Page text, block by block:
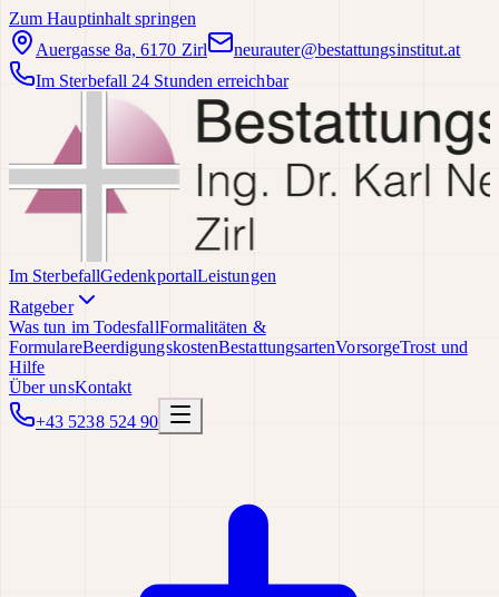
Zum Hauptinhalt springen
Auergasse 8a, 6170 Zirl
neurauter@bestattungsinstitut.at
Im Sterbefall 24 Stunden erreichbar
Im SterbefallGedenkportalLeistungen
Ratgeber
Was tun im TodesfallFormalitäten &
FormulareBeerdigungskostenBestattungsartenVorsorgeTrost und
Hilfe
Über unsKontakt
+43 5238 524 90